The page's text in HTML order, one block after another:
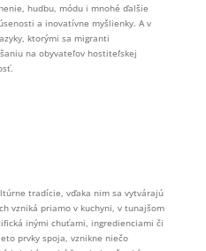
hudbu, módu i mnohé ďalšie
a inovatívne myšlienky. A v
ktorými sa migranti
na obyvateľov hostiteľskej
tradície, vďaka nim sa vytvárajú
vzniká priamo v kuchyni, v tunajšom
inými chuťami, ingredienciami či
prvky spoja, vznikne niečo